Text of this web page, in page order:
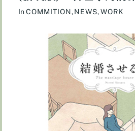
InCOMMITION,NEWS,WORK